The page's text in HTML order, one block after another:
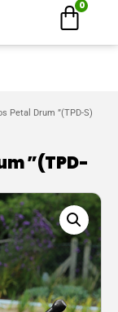
0
Petal Drum ”(TPD-S)
”(TPD-